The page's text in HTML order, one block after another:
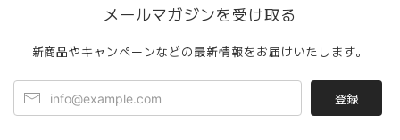
メールマガジンを受け取る
新商品やキャンペーンなどの最新情報をお届けいたします。
登録